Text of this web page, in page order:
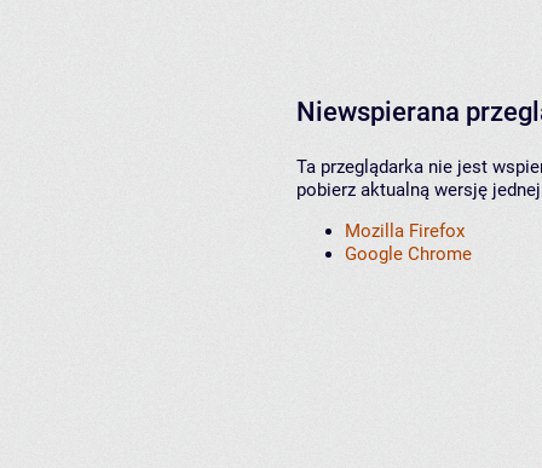
Niewspierana
Ta przeglądarka nie jest
pobierz aktualną wersję
Mozilla Firefox
Google Chrome